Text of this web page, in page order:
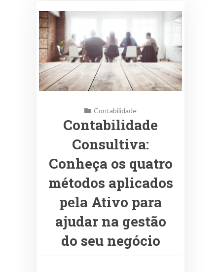
Contabilidade
Contabilidade
Consultiva:
Conheça os quatro
métodos aplicados
pela Ativo para
ajudar na gestão
do seu negócio